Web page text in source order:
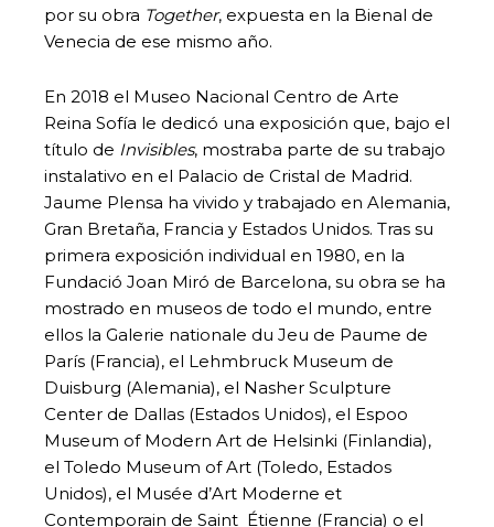
por su obra Together, expuesta en la Bienal de
Venecia de ese mismo año.
En 2018 el Museo Nacional Centro de Arte
Reina Sofía le dedicó una exposición que, bajo el
título de Invisibles, mostraba parte de su trabajo
instalativo en el Palacio de Cristal de Madrid.
Jaume Plensa ha vivido y trabajado en Alemania,
Gran Bretaña, Francia y Estados Unidos. Tras su
primera exposición individual en 1980, en la
Fundació Joan Miró de Barcelona, su obra se ha
mostrado en museos de todo el mundo, entre
ellos la Galerie nationale du Jeu de Paume de
París (Francia), el Lehmbruck Museum de
Duisburg (Alemania), el Nasher Sculpture
Center de Dallas (Estados Unidos), el Espoo
Museum of Modern Art de Helsinki (Finlandia),
el Toledo Museum of Art (Toledo, Estados
Unidos), el Musée d’Art Moderne et
Contemporain de Saint Étienne (Francia) o el